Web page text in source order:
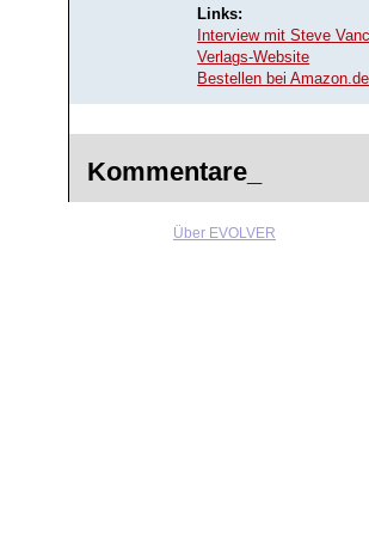
Links:
Interview mit Steve
Verlags-Website
Bestellen bei Amazon.de
Kommentare_
Über EVOLVER